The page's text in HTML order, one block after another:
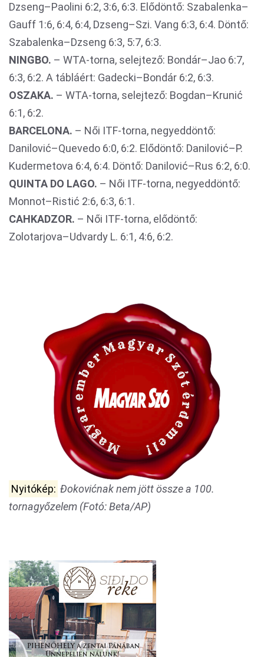
Dzseng–Paolini 6:2, 3:6, 6:3. Elődöntő: Szabalenka–
Gauff 1:6, 6:4, 6:4, Dzseng–Szi. Vang 6:3, 6:4. Döntő:
Szabalenka–Dzseng 6:3, 5:7, 6:3.
NINGBO. – WTA-torna, selejtező: Bondár–Jao 6:7,
6:3, 6:2. A tábláért: Gadecki–Bondár 6:2, 6:3.
OSZAKA. – WTA-torna, selejtező: Bogdan–Krunić
6:1, 6:2.
BARCELONA. – Női ITF-torna, negyeddöntő:
Danilović–Quevedo 6:0, 6:2. Elődöntő: Danilović–P.
Kudermetova 6:4, 6:4. Döntő: Danilović–Rus 6:2, 6:0.
QUINTA DO LAGO. – Női ITF-torna, negyeddöntő:
Monnot–Ristić 2:6, 6:3, 6:1.
CAHKADZOR. – Női ITF-torna, elődöntő:
Zolotarjova–Udvardy L. 6:1, 4:6, 6:2.
Nyitókép: Đokovićnak nem jött össze a 100.
tornagyőzelem (Fotó: Beta/AP)